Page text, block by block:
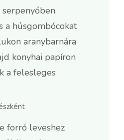
a húsgombócokat
aranybarnára
konyhai papíron
a felesleges
forró leveshez